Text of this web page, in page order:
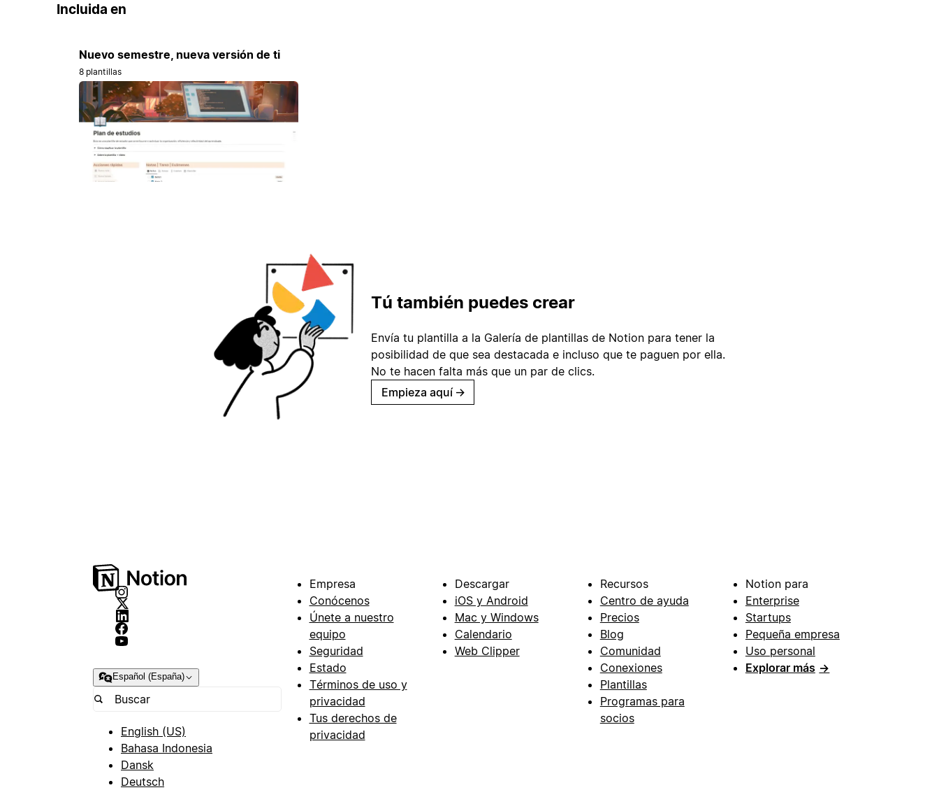
Incluida en
Nuevo semestre, nueva versión de ti
8 plantillas
Tú también puedes crear
Envía tu plantilla a la Galería de plantillas de Notion para tener la
posibilidad de que sea destacada e incluso que te paguen por ella.
No te hacen falta más que un par de clics.
Empieza aquí →
Español (España)
English (US)
Bahasa Indonesia
Dansk
Deutsch
Empresa
Conócenos
Únete a nuestro
equipo
Seguridad
Estado
Términos de uso y
privacidad
Tus derechos de
privacidad
Descargar
iOS y Android
Mac y Windows
Calendario
Web Clipper
Recursos
Centro de ayuda
Precios
Blog
Comunidad
Conexiones
Plantillas
Programas para
socios
Notion para
Enterprise
Startups
Pequeña empresa
Uso personal
Explorar más →